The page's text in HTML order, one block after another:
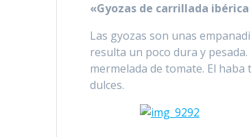
«Gyozas de carrillada
Las gyozas son unas
resulta un poco dura y
mermelada de tomate. El
dulces.